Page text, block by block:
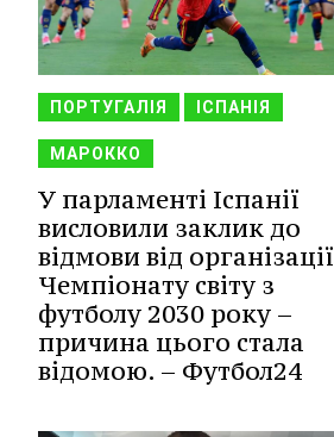
ПОРТУГАЛІЯ ІСПАНІЯ
МАРОККО
У парламенті Іспанії
висловили заклик до
відмови від організації
Чемпіонату світу з
футболу 2030 року –
причина цього стала
відомою. – Футбол24